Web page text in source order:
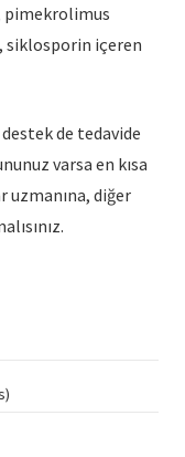
pimekrolimus
siklosporin içeren
de tedavide
varsa en kısa
uzmanına, diğer